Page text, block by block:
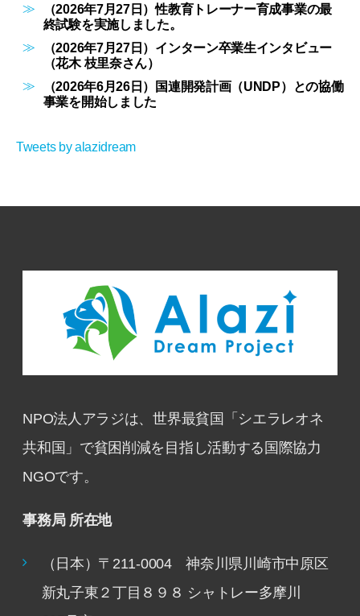
（2026年7月27日）性教育トレーナー育成事業の最
終試験を実施しました。
（2026年7月27日）インターン卒業生インタビュー
（花木 枝里奈さん）
（2026年6月26日）国連開発計画（UNDP）との協働
事業を開始しました
Tweets by alazidream
NPO法人アラジは、世界最貧国「シエラレオネ
共和国」で貧困削減を目指し活動する国際協力
NGOです。
事務局 所在地
（日本）〒211-0004 神奈川県川崎市中原区
新丸子東２丁目８９８ シャトレー多摩川